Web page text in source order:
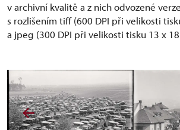
v archivní kvalitě a z nich odvozené
s rozlišením tiff (600 DPI při velikosti
a jpeg (300 DPI při velikosti tisku 13 x